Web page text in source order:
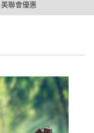
美聯會優惠